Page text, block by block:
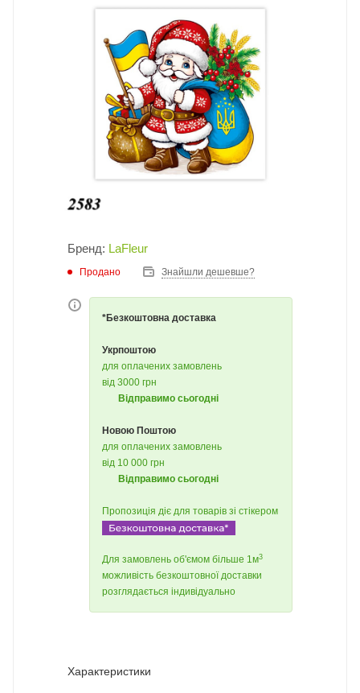
Бренд: LaFleur
Продано Знайшли дешевше?
*Безкоштовна доставка
Укрпоштою
для оплачених замовлень
від 3000 грн
Відправимо сьогодні
Новою Поштою
для оплачених замовлень
від 10 000 грн
Відправимо сьогодні
Пропозиція діє для товарів зі стікером
Для замовлень об'ємом більше 1м3
можливість безкоштовної доставки
розглядається індивідуально
Характеристики